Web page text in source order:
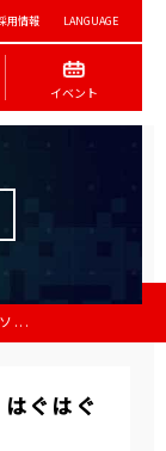
用情報 LANGUAGE
イベント
...
ぐはぐ